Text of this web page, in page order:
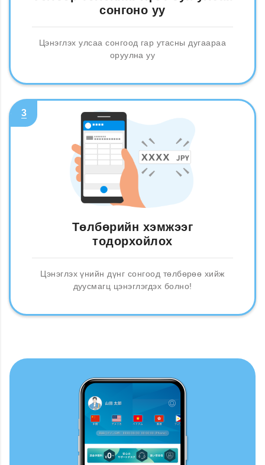
сонгоно уу
Цэнэглэх улсаа сонгоод гар утасны дугаараа
оруулна уу
3
Төлбөрийн хэмжээг
тодорхойлох
Цэнэглэх үнийн дүнг сонгоод төлбөрөө хийж
дуусмагц цэнэглэгдэх болно!